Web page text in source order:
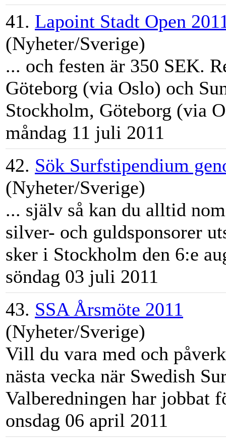
41. Lapoint Stadt Open
(Nyheter/Sverige)
... och festen är 350 SEK.
Göteborg (via Oslo) och
Stockholm, Göteborg (via
måndag 11 juli 2011
42. Sök Surfstipendium
(Nyheter/Sverige)
... själv så kan du alltid
silver- och guldsponsorer
sker i Stockholm den 6:e
söndag 03 juli 2011
43. SSA Årsmöte 2011
(Nyheter/Sverige)
Vill du vara med och
nästa vecka när Swedish
Valberedningen har jobbat
onsdag 06 april 2011